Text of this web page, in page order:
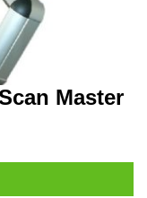
Master